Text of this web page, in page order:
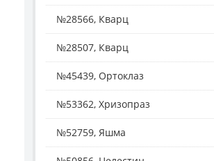
№28566, Кварц
№28507, Кварц
№45439, Ортоклаз
№53362, Хризопраз
№52759, Яшма